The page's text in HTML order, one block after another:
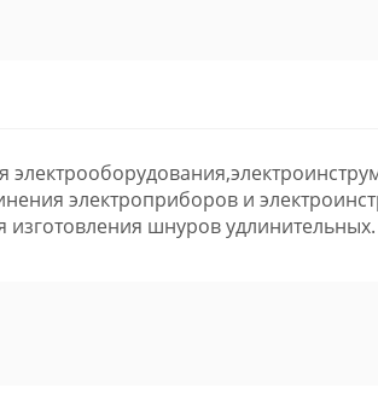
электроприборов и
шнуров удлинительных.